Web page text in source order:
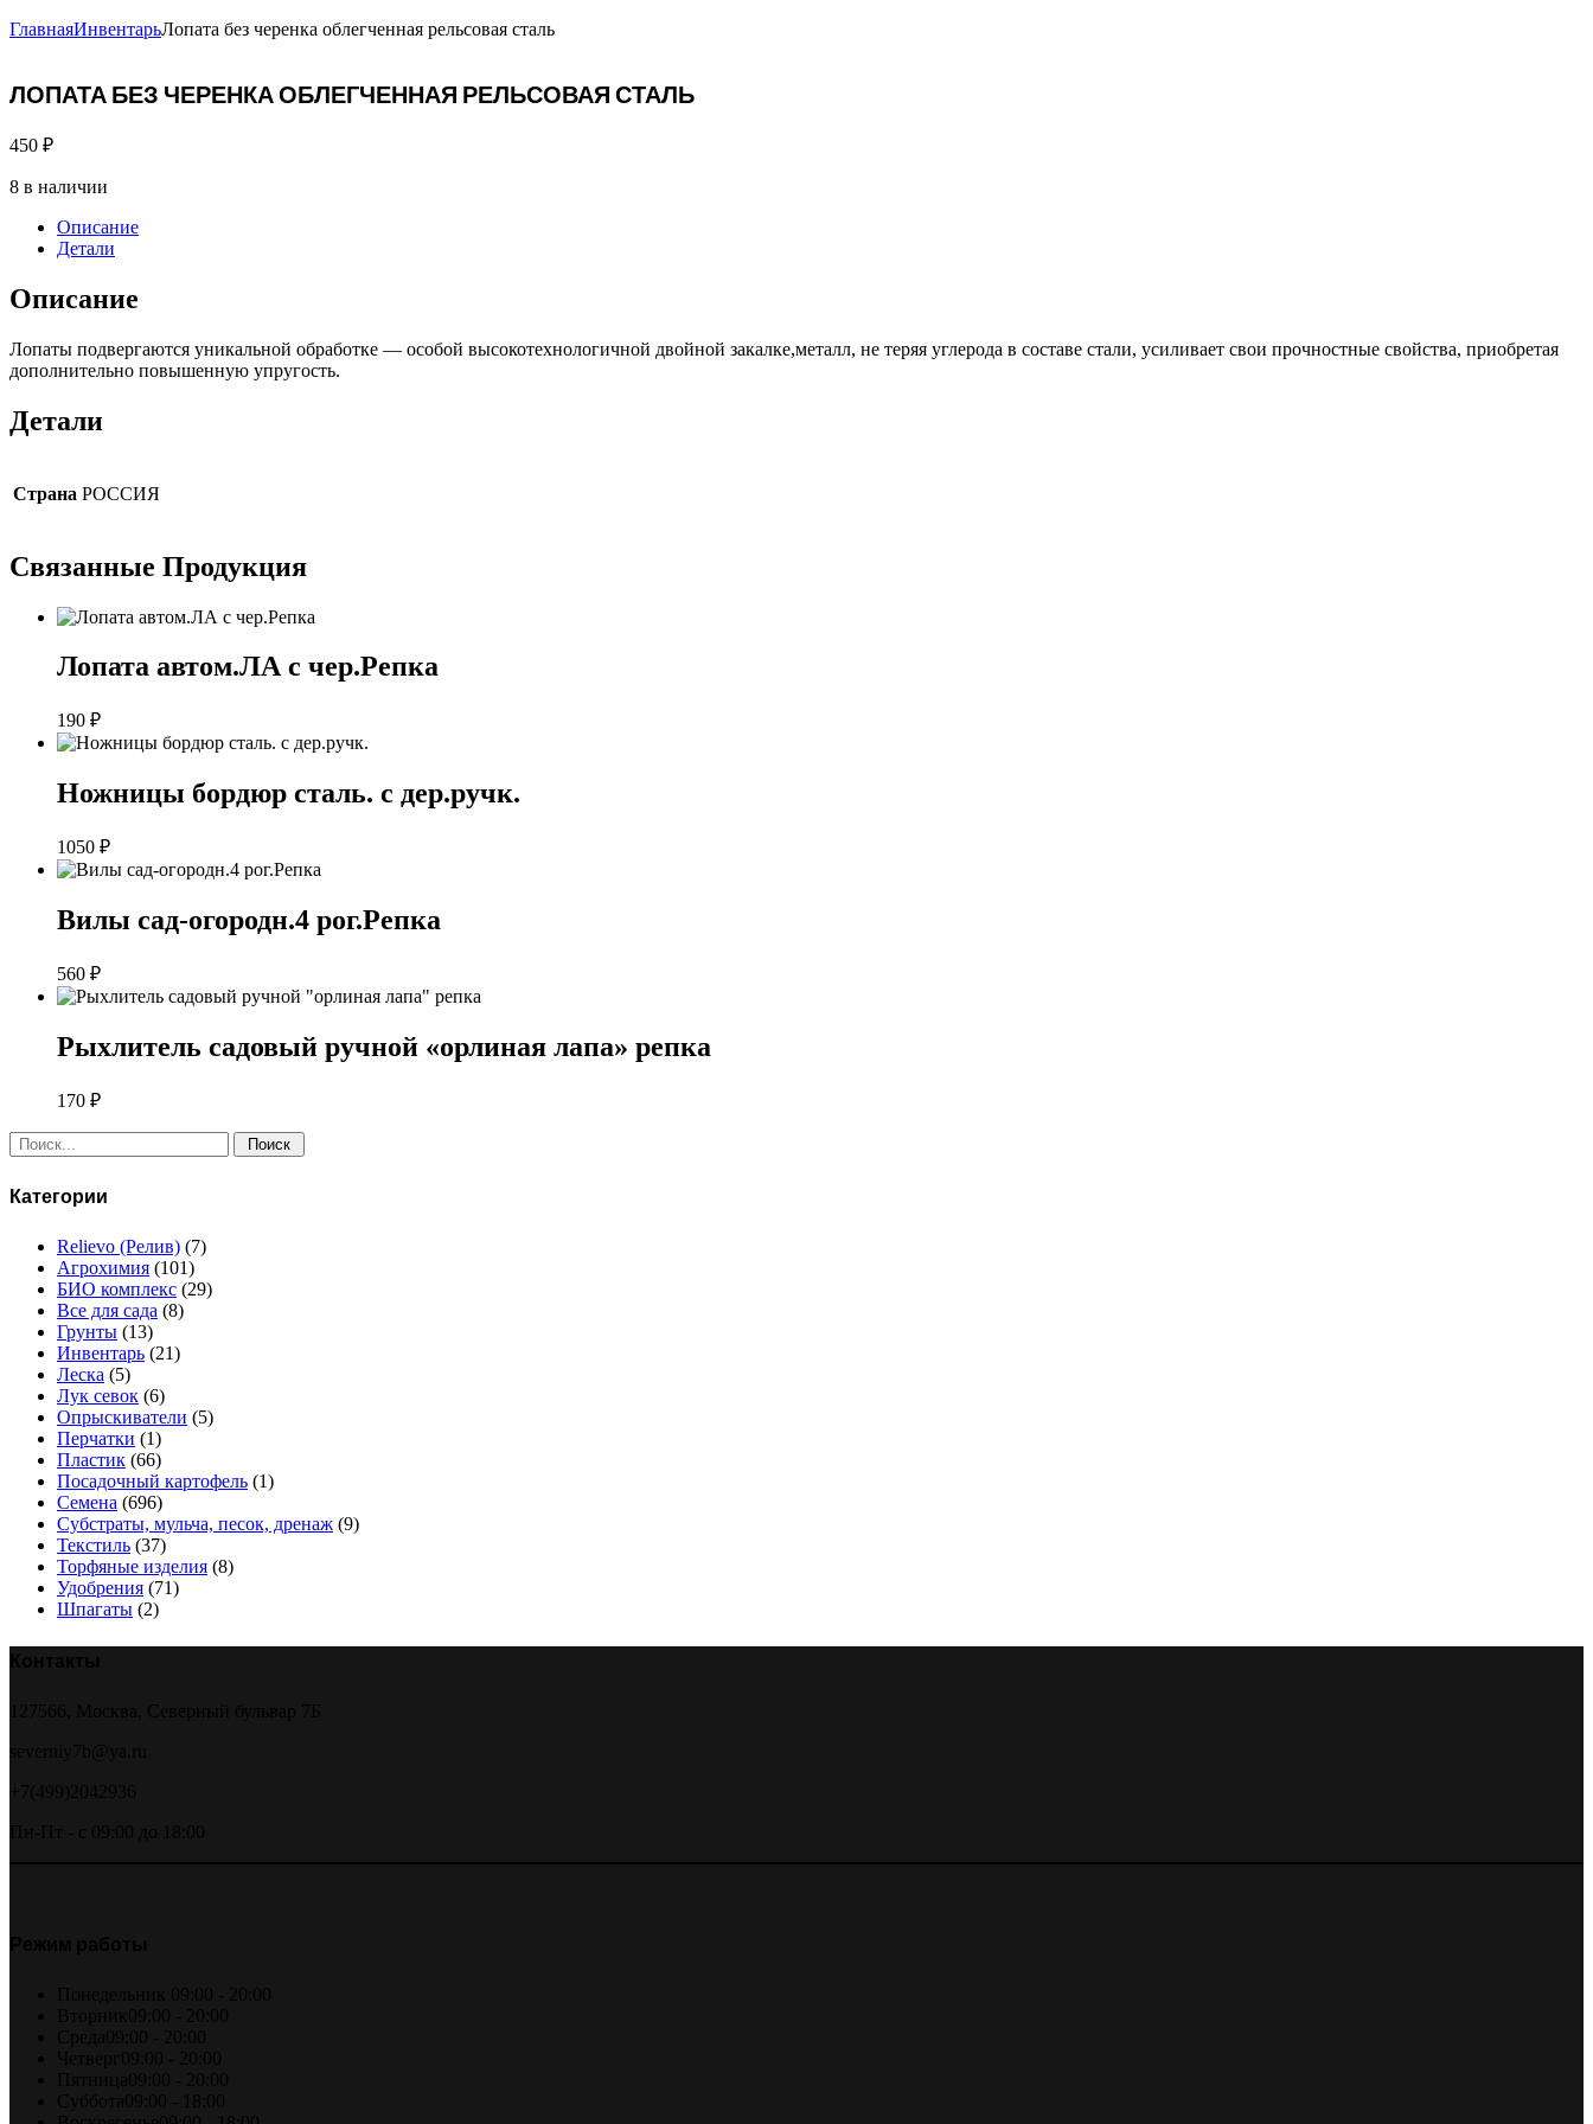
ГлавнаяИнвентарьЛопата без черенка облегченная рельсовая сталь
ЛОПАТА БЕЗ ЧЕРЕНКА ОБЛЕГЧЕННАЯ РЕЛЬСОВАЯ СТАЛЬ
450 ₽
8 в наличии
Описание
Детали
Описание
Лопаты подвергаются уникальной обработке — особой высокотехнологичной двойной закалке,металл, не теряя углерода в составе стали, усиливает свои прочностные свойства, приобретая
дополнительно повышенную упругость.
Детали
Страна РОССИЯ
Связанные Продукция
Лопата автом.ЛА с чер.Репка
190 ₽
Ножницы бордюр сталь. с дер.ручк.
1050 ₽
Вилы сад-огородн.4 рог.Репка
560 ₽
Рыхлитель садовый ручной «орлиная лапа» репка
170 ₽
Поиск:
Категории
Relievo (Релив) (7)
Агрохимия (101)
БИО комплекс (29)
Все для сада (8)
Грунты (13)
Инвентарь (21)
Леска (5)
Лук севок (6)
Опрыскиватели (5)
Перчатки (1)
Пластик (66)
Посадочный картофель (1)
Семена (696)
Субстраты, мульча, песок, дренаж (9)
Текстиль (37)
Торфяные изделия (8)
Удобрения (71)
Шпагаты (2)